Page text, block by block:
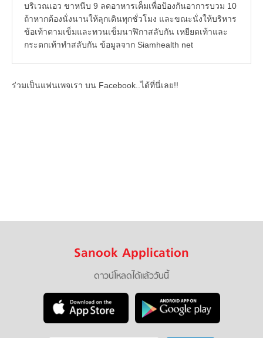
บริเวณเอว ขาหนีบ 9 ลดอาหารเค็มเพื่อป้องกันอาการบวม 10
ถ้าหากต้องนั่งนานให้ลุกเดินทุกชั่วโมง และขณะนั่งให้บริหาร
ข้อเท้าตามเข็มและทวนเข็มนาฬิกาสลับกัน เหยียดเท้าและ
กระดกเท้าทำสลับกัน ข้อมูลจาก Siamhealth net
ร่วมเป็นแฟนเพจเรา บน Facebook..ได้ที่นี่เลย!!
Sanook Application
ดาวน์โหลดได้แล้ววันนี้